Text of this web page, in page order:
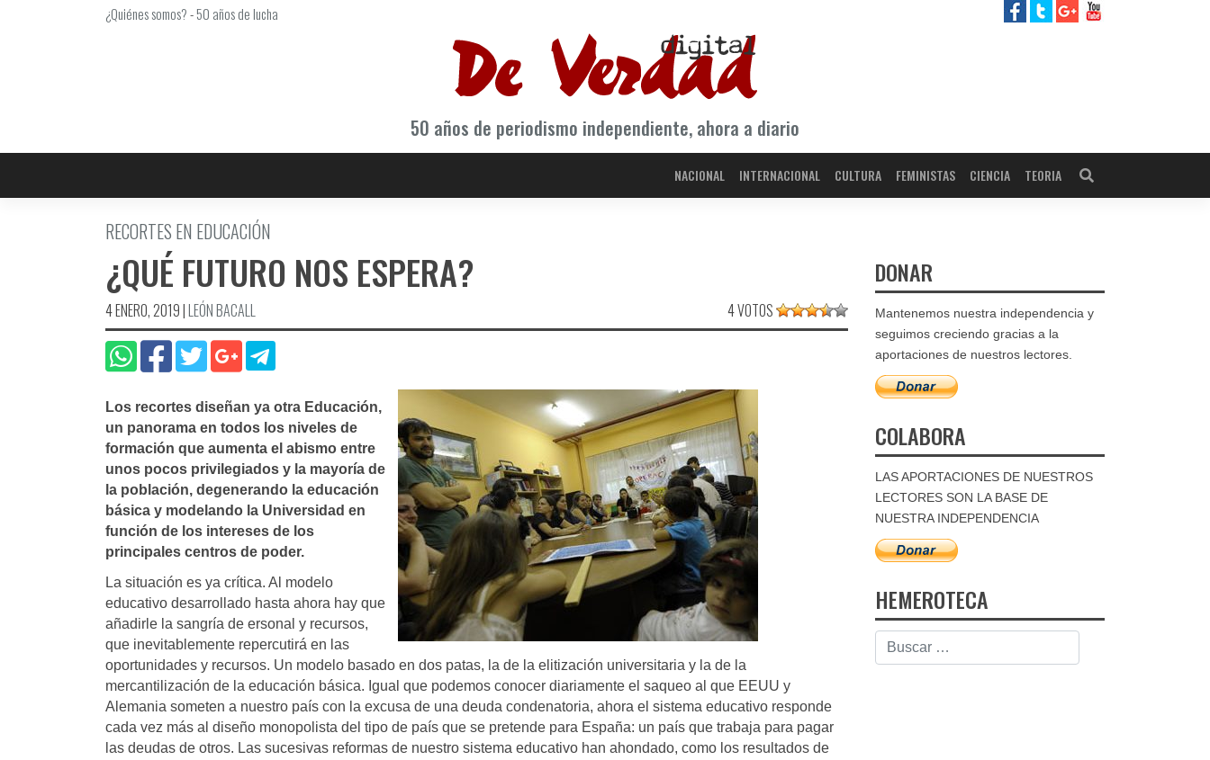
¿Quiénes somos?-50 años de lucha
50 años de periodismo independiente, ahora a diario
NACIONAL INTERNACIONAL CULTURA FEMINISTAS CIENCIA TEORIA
RECORTES EN EDUCACIÓN
¿QUÉ FUTURO NOS ESPERA?
4 ENERO, 2019|LEÓN BACALL 4 VOTOS
Los recortes diseñan ya otra Educación,
un panorama en todos los niveles de
formación que aumenta el abismo entre
unos pocos privilegiados y la mayorí­a de
la población, degenerando la educación
básica y modelando la Universidad en
función de los intereses de los
principales centros de poder.
La situación es ya crítica. Al modelo
educativo desarrollado hasta ahora hay que
añadirle la sangría de ersonal y recursos,
que inevitablemente repercutirá en las
oportunidades y recursos. Un modelo basado en dos patas, la de la elitización universitaria y la de la
mercantilización de la educación básica. Igual que podemos conocer diariamente el saqueo al que EEUU y
Alemania someten a nuestro país con la excusa de una deuda condenatoria, ahora el sistema educativo responde
cada vez más al diseño monopolista del tipo de país que se pretende para España: un país que trabaja para pagar
las deudas de otros. Las sucesivas reformas de nuestro sistema educativo han ahondado, como los resultados de
DONAR
Mantenemos nuestra independencia y
seguimos creciendo gracias a la
aportaciones de nuestros lectores.
COLABORA
LAS APORTACIONES DE NUESTROS
LECTORES SON LA BASE DE
NUESTRA INDEPENDENCIA
HEMEROTECA